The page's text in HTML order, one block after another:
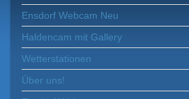
Ensdorf Webcam Neu
Haldencam mit Gallery
Wetterstationen
Über uns!